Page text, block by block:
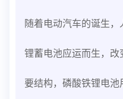
随着电动汽车的诞生
锂蓄电池应运而生，改
要结构，磷酸铁锂电